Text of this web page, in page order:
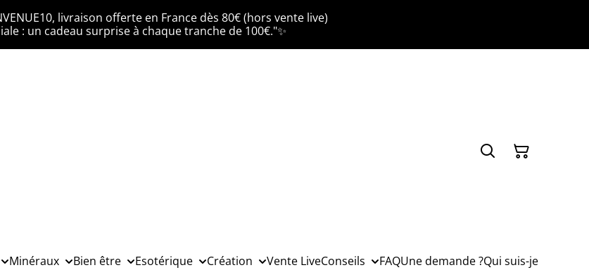
livraison offerte en France dès 80€ (hors vente live)
: un cadeau surprise à chaque tranche de 100€."✨
Minéraux Bien être Esotérique Création Vente LiveConseils FAQUne demande ?Qui suis-je